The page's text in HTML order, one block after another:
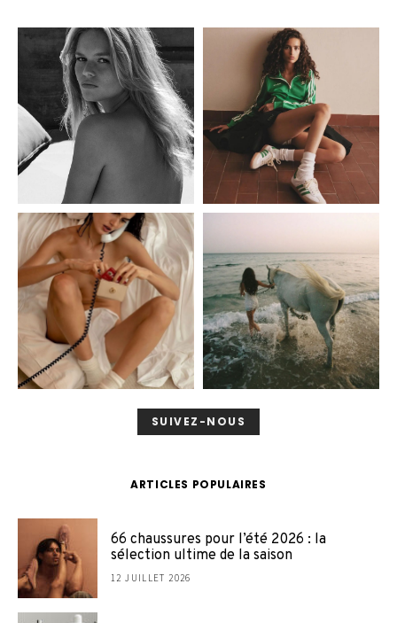
SUIVEZ-NOUS
ARTICLES POPULAIRES
66 chaussures pour l’été 2026 : la
sélection ultime de la saison
12 JUILLET 2026